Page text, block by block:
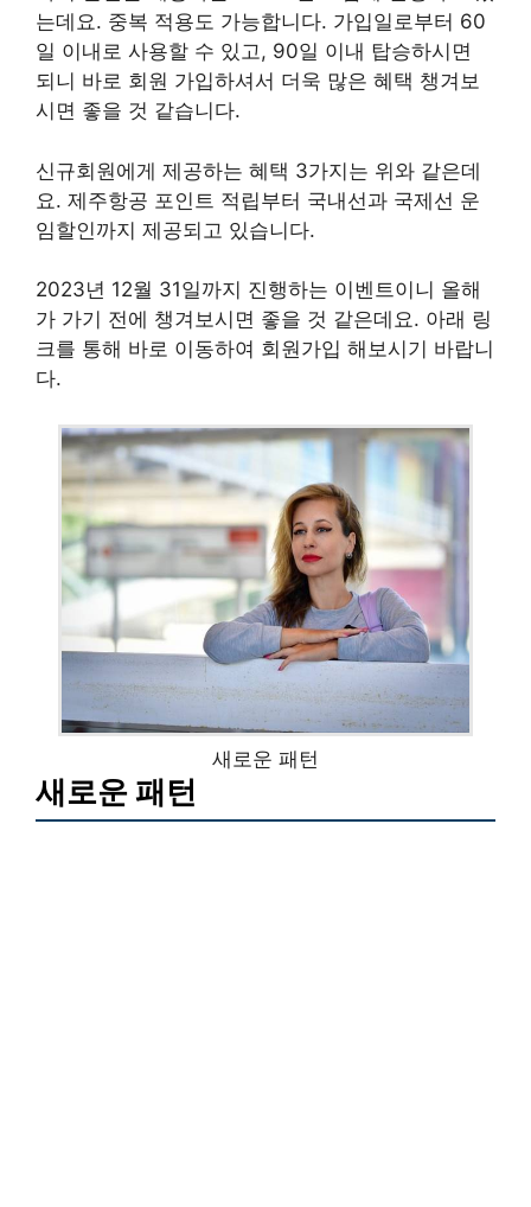
는데요. 중복 적용도 가능합니다. 가입일로부터 60
일 이내로 사용할 수 있고, 90일 이내 탑승하시면
되니 바로 회원 가입하셔서 더욱 많은 혜택 챙겨보
시면 좋을 것 같습니다.
신규회원에게 제공하는 혜택 3가지는 위와 같은데
요. 제주항공 포인트 적립부터 국내선과 국제선 운
임할인까지 제공되고 있습니다.
2023년 12월 31일까지 진행하는 이벤트이니 올해
가 가기 전에 챙겨보시면 좋을 것 같은데요. 아래 링
크를 통해 바로 이동하여 회원가입 해보시기 바랍니
다.
새로운 패턴
새로운 패턴